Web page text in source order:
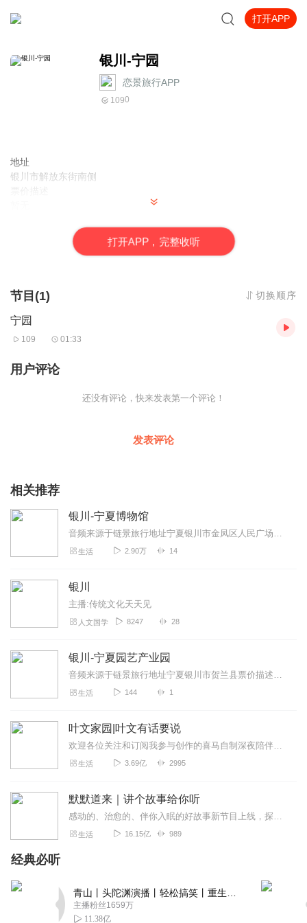
打开APP
银川-宁园
恋景旅行APP
1090
地址
银川市解放东街南侧
打开APP，完整收听
节目(1) 切换顺序
宁园
109 01:33
用户评论
还没有评论，快来发表第一个评论！
发表评论
相关推荐
银川-宁夏博物馆
音频来源于链景旅行地址宁夏银川市金凤区人民广场东街6号票价描述免费开放。凭有效证件在售票处领取免费参观券。开放时间周一闭馆，周二-周日：9:00-1...
生活 2.90万 14
银川
主播:传统文化天天见
人文国学 8247 28
银川-宁夏园艺产业园
音频来源于链景旅行地址宁夏银川市贺兰县票价描述暂无开放时间全天乘车信息暂无
生活 144 1
叶文家园|叶文有话要说
欢迎各位关注和订阅我参与创作的喜马自制深夜陪伴谈话栏目《听你说·百态人声》【听你说·百态人声】每晚直播连线真实人间故事|叶文现场互动中|人间冷暖，抱团取暖每周...
生活 3.69亿 2995
默默道来｜讲个故事给你听
感动的、治愈的、伴你入眠的好故事新节目上线，探索现实世界的无尽魅力，追求对生活的真实记录《听见人间真相》（点击名称，直达专辑）网易人间故事集持续更新中，邀您关注...
生活 16.15亿 989
经典必听
主播粉丝1659万
11.38亿